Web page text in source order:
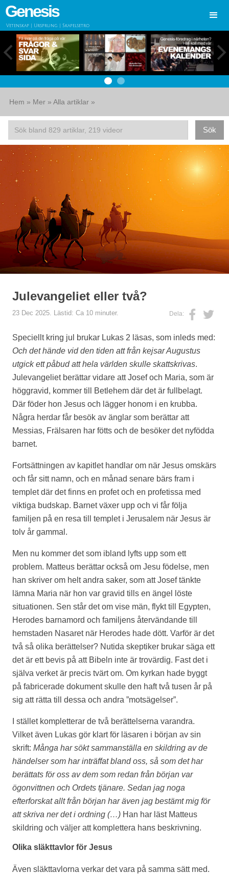
Genesis
Vetenskap | Ursprung | Skapelsetro
Hem » Mer » Alla artiklar »
Julevangeliet eller två?
Dela:
23 Dec 2025. Lästid: Ca 10 minuter.
Speciellt kring jul brukar Lukas 2 läsas, som inleds med:
Och det hände vid den tiden att från kejsar Augustus
utgick ett påbud att hela världen skulle skattskrivas.
Julevangeliet berättar vidare att Josef och Maria, som är
höggravid, kommer till Betlehem där det är fullbelagt.
Där föder hon Jesus och lägger honom i en krubba.
Några herdar får besök av änglar som berättar att
Messias, Frälsaren har fötts och de besöker det nyfödda
barnet.
Fortsättningen av kapitlet handlar om när Jesus omskärs
och får sitt namn, och en månad senare bärs fram i
templet där det finns en profet och en profetissa med
viktiga budskap. Barnet växer upp och vi får följa
familjen på en resa till templet i Jerusalem när Jesus är
tolv år gammal.
Men nu kommer det som ibland lyfts upp som ett
problem. Matteus berättar också om Jesu födelse, men
han skriver om helt andra saker, som att Josef tänkte
lämna Maria när hon var gravid tills en ängel löste
situationen. Sen står det om vise män, flykt till Egypten,
Herodes barnamord och familjens återvändande till
hemstaden Nasaret när Herodes hade dött. Varför är det
två så olika berättelser? Nutida skeptiker brukar säga ett
det är ett bevis på att Bibeln inte är trovärdig. Fast det i
själva verket är precis tvärt om. Om kyrkan hade byggt
på fabricerade dokument skulle den haft två tusen år på
sig att rätta till dessa och andra ”motsägelser”.
I stället kompletterar de två berättelserna varandra.
Vilket även Lukas gör klart för läsaren i början av sin
skrift: Många har sökt sammanställa en skildring av de
händelser som har inträffat bland oss, så som det har
berättats för oss av dem som redan från början var
ögonvittnen och Ordets tjänare. Sedan jag noga
efterforskat allt från början har även jag bestämt mig för
att skriva ner det i ordning (…) Han har läst Matteus
skildring och väljer att komplettera hans beskrivning.
Olika släkttavlor för Jesus
Även släkttavlorna verkar det vara på samma sätt med.